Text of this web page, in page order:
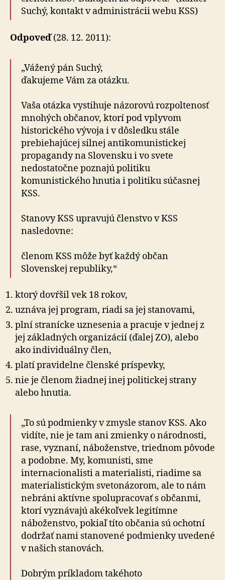
Suchý, kontakt v administrácii webu KSS)
Odpoveď(28. 12. 2011):
„Vážený pán Suchý,
ďakujeme Vám za otázku.
Vaša otázka vystihuje názorovú rozpoltenosť
mnohých občanov, ktorí pod vplyvom
historického vývoja i v dôsledku stále
prebiehajúcej silnej antikomunistickej
propagandy na Slovensku i vo svete
nedostatočne poznajú politiku
komunistického hnutia i politiku súčasnej
KSS.
Stanovy KSS upravujú členstvo v KSS
nasledovne:
členom KSS môže byť každý občan
Slovenskej republiky,“
ktorý dovŕšil vek 18 rokov,
uznáva jej program, riadi sa jej stanovami,
plní stranícke uznesenia a pracuje v jednej z
jej základných organizácií (ďalej ZO), alebo
ako individuálny člen,
platí pravidelne členské príspevky,
nie je členom žiadnej inej politickej strany
alebo hnutia.
„To sú podmienky v zmysle stanov KSS. Ako
vidíte, nie je tam ani zmienky o národnosti,
rase, vyznaní, náboženstve, triednom pôvode
a podobne. My, komunisti, sme
internacionalisti a materialisti, riadime sa
materialistickým svetonázorom, ale to nám
nebráni aktívne spolupracovať s občanmi,
ktorí vyznávajú akékoľvek legitímne
náboženstvo, pokiaľ títo občania sú ochotní
dodržať nami stanovené podmienky uvedené
v našich stanovách.
Dobrým príkladom takéhoto